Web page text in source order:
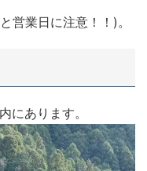
営業日に注意！！)。
内にあります。